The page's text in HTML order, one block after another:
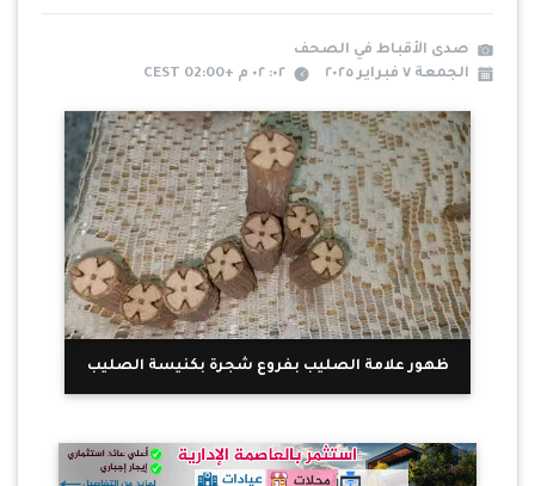
صدى الأقباط في الصحف
الجمعة ٧ فبراير ٢٠٢٥
٠٢: ٠٢ م +02:00 CEST
ظهور علامة الصليب بفروع شجرة بكنيسة الصليب